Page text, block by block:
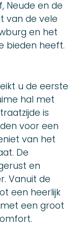
Neude en de
van de vele
en het
bieden heeft.
u de eerste
hal met
is
voor een
van het
De
en
Vanuit de
een heerlijk
een groot